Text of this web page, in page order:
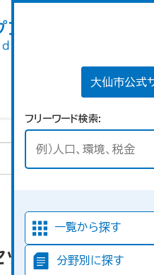
大仙市公式
フリーワード検索
一覧から探す
分野別に探す
トが見つか